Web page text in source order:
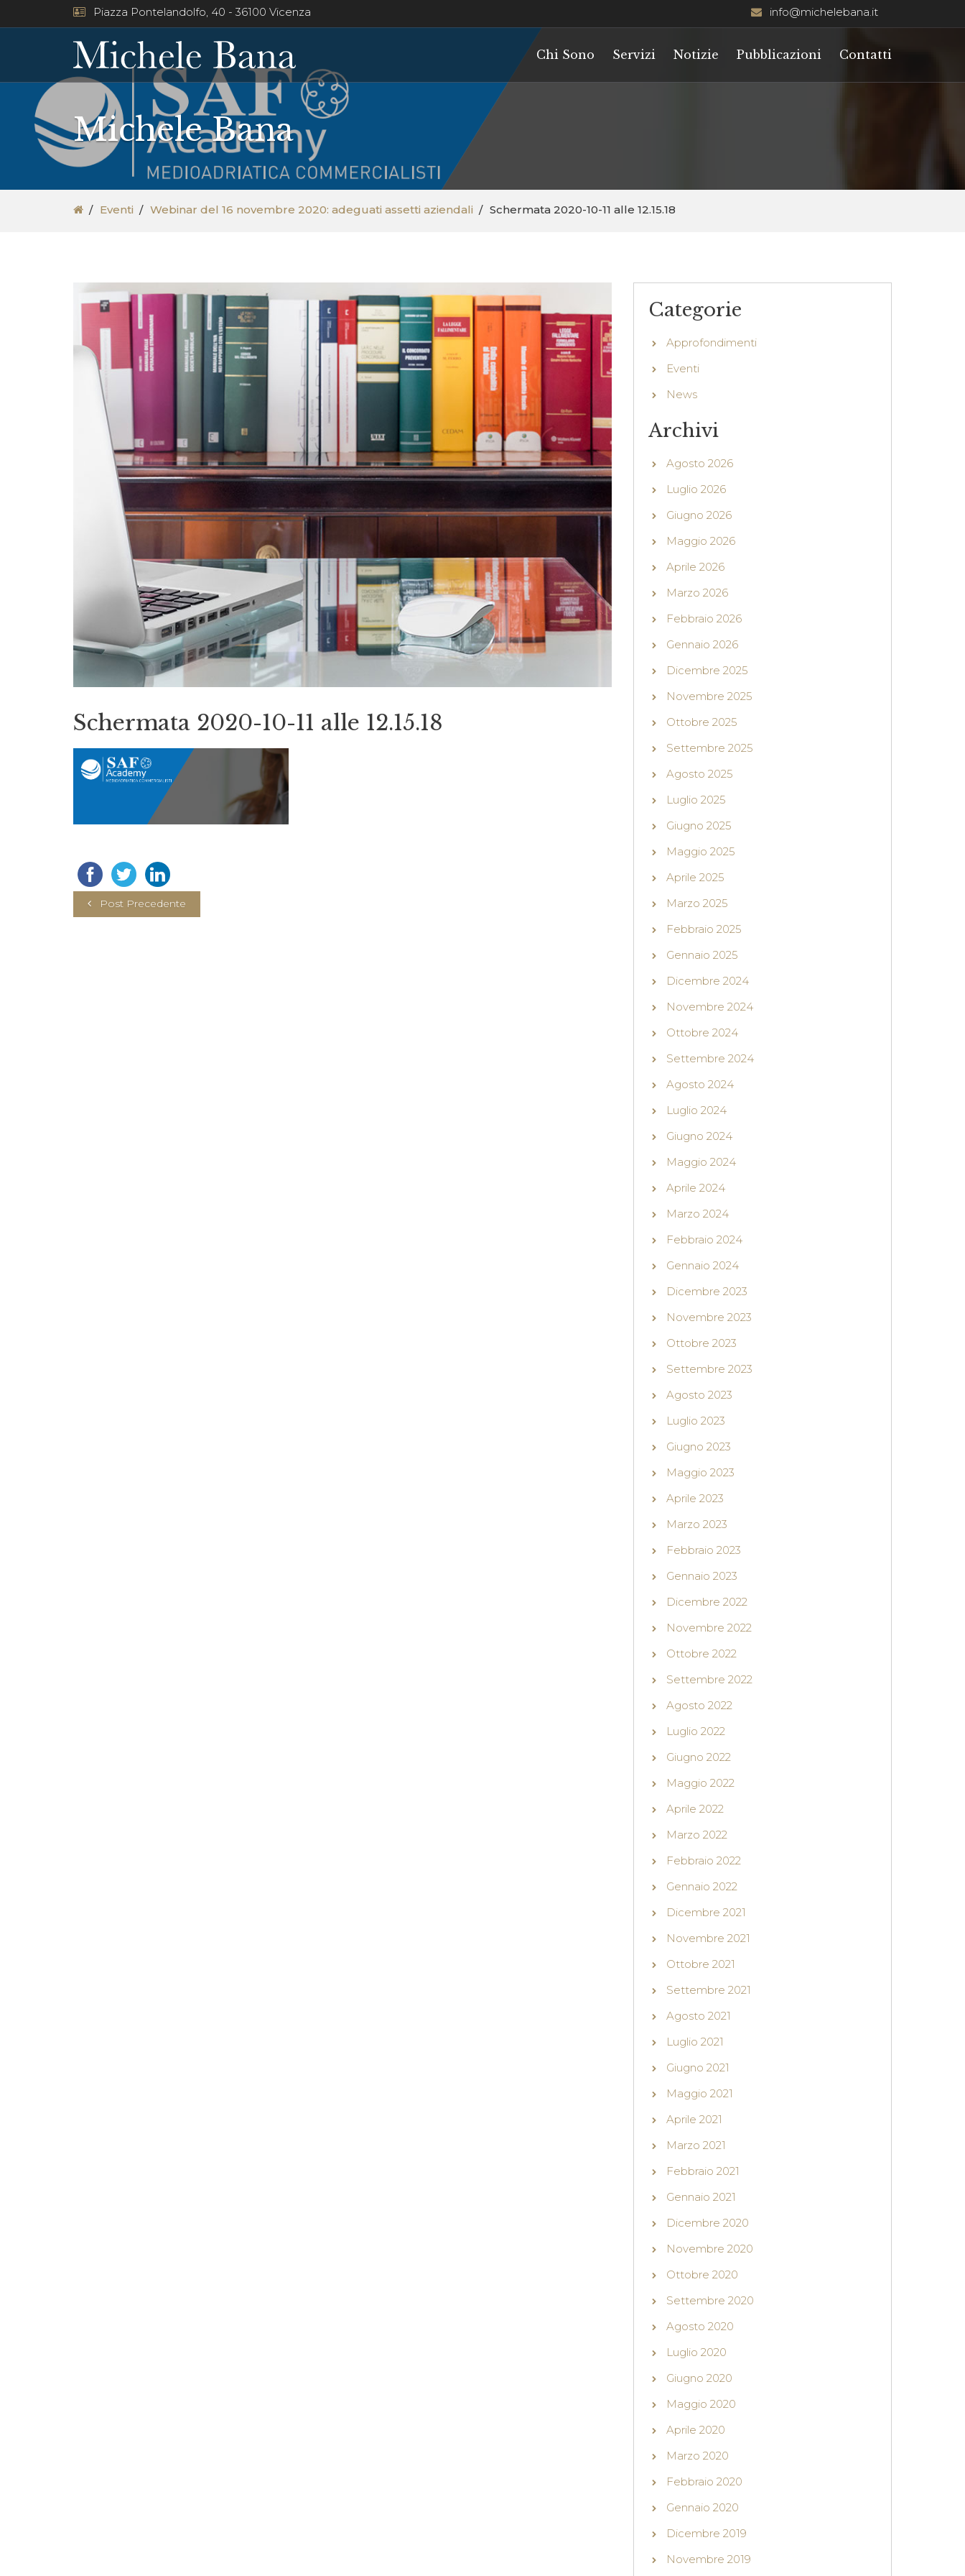
Piazza Pontelandolfo, 40 - 36100 Vicenza info@michelebana.it
Chi Sono Servizi Notizie Pubblicazioni Contatti
Michele Bana
Eventi Webinar del 16 novembre 2020: adeguati assetti aziendali Schermata 2020-10-11 alle 12.15.18
Schermata 2020-10-11 alle 12.15.18
Post Precedente
Categorie
Approfondimenti
Eventi
News
Archivi
Agosto 2026
Luglio 2026
Giugno 2026
Maggio 2026
Aprile 2026
Marzo 2026
Febbraio 2026
Gennaio 2026
Dicembre 2025
Novembre 2025
Ottobre 2025
Settembre 2025
Agosto 2025
Luglio 2025
Giugno 2025
Maggio 2025
Aprile 2025
Marzo 2025
Febbraio 2025
Gennaio 2025
Dicembre 2024
Novembre 2024
Ottobre 2024
Settembre 2024
Agosto 2024
Luglio 2024
Giugno 2024
Maggio 2024
Aprile 2024
Marzo 2024
Febbraio 2024
Gennaio 2024
Dicembre 2023
Novembre 2023
Ottobre 2023
Settembre 2023
Agosto 2023
Luglio 2023
Giugno 2023
Maggio 2023
Aprile 2023
Marzo 2023
Febbraio 2023
Gennaio 2023
Dicembre 2022
Novembre 2022
Ottobre 2022
Settembre 2022
Agosto 2022
Luglio 2022
Giugno 2022
Maggio 2022
Aprile 2022
Marzo 2022
Febbraio 2022
Gennaio 2022
Dicembre 2021
Novembre 2021
Ottobre 2021
Settembre 2021
Agosto 2021
Luglio 2021
Giugno 2021
Maggio 2021
Aprile 2021
Marzo 2021
Febbraio 2021
Gennaio 2021
Dicembre 2020
Novembre 2020
Ottobre 2020
Settembre 2020
Agosto 2020
Luglio 2020
Giugno 2020
Maggio 2020
Aprile 2020
Marzo 2020
Febbraio 2020
Gennaio 2020
Dicembre 2019
Novembre 2019